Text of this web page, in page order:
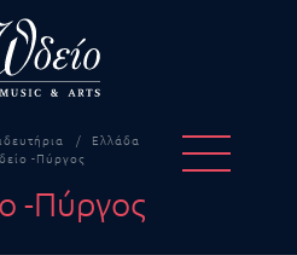
Ελλάδα
-Πύργος
-Πύργος